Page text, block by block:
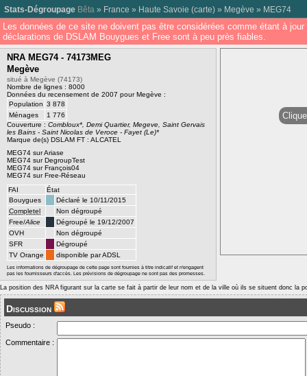
Stats-Dégroupage Bêta » France » Haute Savoie (carte) » Megève » MEG74
Les données de ce site ne doivent pas être considérées comme étant à
déclarations de DSLAM Bouygues et Free sont à peu près fiables.
NRA MEG74 - 74173MEG
Megève
situé à Megève (74173)
Nombre de lignes : 8000
Données du recensement de 2007 pour Megève :
Population 3 878
Ménages
1 776
Couverture : Combloux*, Demi Quartier, Megeve, Saint Gervais
les Bains - Saint Nicolas de Veroce - Fayet (Le)*
Marque de(s) DSLAM FT : ALCATEL
MEG74 sur Ariase
MEG74 sur DegroupTest
MEG74 sur François04
MEG74 sur Free-Réseau
FAI
État
Bouygues
Déclaré le 10/11/2015
Completel
Non dégroupé
Free/Alice
Dégroupé le 19/12/2007
OVH
Non dégroupé
SFR
Dégroupé
TV Orange
disponible par ADSL
Les informations de dégroupage de cette page sont fournies à titre indicatif et n'engagent
pas les fournisseurs d'accès. Les prévisions de dégroupage ne sont pas des promesses.
La position des NRA figurant sur la carte se fait à partir de leur nom et de la ville où ils se situent donc la
Discussion
Pseudo :
Commentaire :